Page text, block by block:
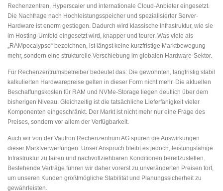
Rechenzentren, Hyperscaler und internationale Cloud-Anbieter eingesetzt.
Die Nachfrage nach Hochleistungsspeicher und spezialisierter Server-
Hardware ist enorm gestiegen. Dadurch wird klassische Infrastruktur, wie sie
im Hosting-Umfeld eingesetzt wird, knapper und teurer. Was viele als
„RAMpocalypse“ bezeichnen, ist längst keine kurzfristige Marktbewegung
mehr, sondern eine strukturelle Verschiebung im globalen Hardware-Sektor.
Für Rechenzentrumsbetreiber bedeutet das: Die gewohnten, langfristig stabil
kalkulierten Hardwarepreise gelten in dieser Form nicht mehr. Die aktuellen
Beschaffungskosten für RAM und NVMe-Storage liegen deutlich über dem
bisherigen Niveau. Gleichzeitig ist die tatsächliche Lieferfähigkeit vieler
Komponenten eingeschränkt. Der Markt ist nicht mehr nur eine Frage des
Preises, sondern vor allem der Verfügbarkeit.
Auch wir von der Vautron Rechenzentrum AG spüren die Auswirkungen
dieser Marktverwerfungen. Unser Anspruch bleibt es jedoch, leistungsfähige
Infrastruktur zu fairen und nachvollziehbaren Konditionen bereitzustellen.
Bestehende Verträge führen wir daher vorerst zu unveränderten Preisen fort,
um unseren Kunden größtmögliche Stabilität und Planungssicherheit zu
gewährleisten.